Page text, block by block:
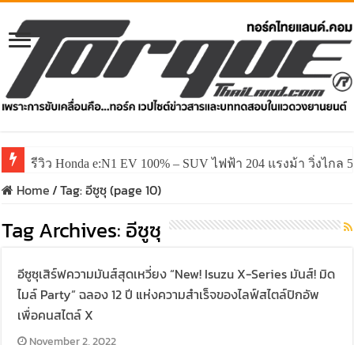
รีวิว Honda e:N1 EV 100% – SUV ไฟฟ้า 204 แรงม้า วิ่งไกล
รีวิว ลองขับ All New GWM HAVAL H6 ปรับโฉมหน้าใหม่
Home/Tag:อีซูซุ(page 10)
Tag Archives: อีซูซุ
อีซูซุเสิร์ฟความมันส์สุดเหวี่ยง “New! Isuzu X-Series มันส์! มิด
ไมล์ Party” ฉลอง 12 ปี แห่งความสำเร็จของไลฟ์สไตล์ปิกอัพ
เพื่อคนสไตล์ X
November 2, 2022